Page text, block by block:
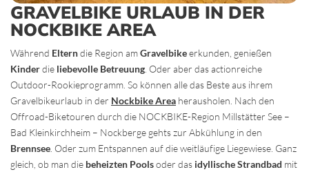
GRAVELBIKE URLAUB IN DER
NOCKBIKE AREA
Während Elterndie Region amGravelbikeerkunden, genießen
Kinderdie liebevolle Betreuung . Oder aber das actionreiche
Outdoor-Rookieprogramm. So können alle das Beste aus ihrem
Gravelbikeurlaub in der Nockbike Area herausholen. Nach den
Offroad-Biketouren durch die NOCKBIKE-Region Millstätter See –
Bad Kleinkirchheim – Nockberge gehts zur Abkühlung in den
Brennsee . Oder zum Entspannen auf die weitläufige Liegewiese. Ganz
gleich, ob man die beheizten Poolsoder das idyllische Strandbad mit